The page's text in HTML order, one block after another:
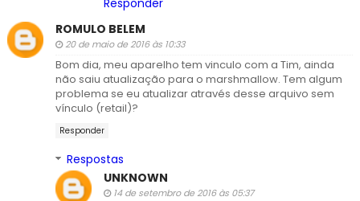
Responder
ROMULO BELEM
20 de maio de 2016 às 10:33
Bom dia, meu aparelho tem vinculo com a Tim, ainda
não saiu atualização para o marshmallow. Tem algum
problema se eu atualizar através desse arquivo sem
vínculo (retail)?
Responder
Respostas
UNKNOWN
14 de setembro de 2016 às 05:37